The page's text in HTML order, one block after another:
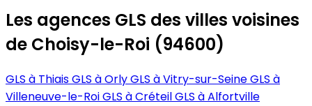
Les agences GLS des villes voisines
de Choisy-le-Roi (94600)
GLS à ThiaisGLS à OrlyGLS à Vitry-sur-SeineGLS à
Villeneuve-le-RoiGLS à CréteilGLS à Alfortville